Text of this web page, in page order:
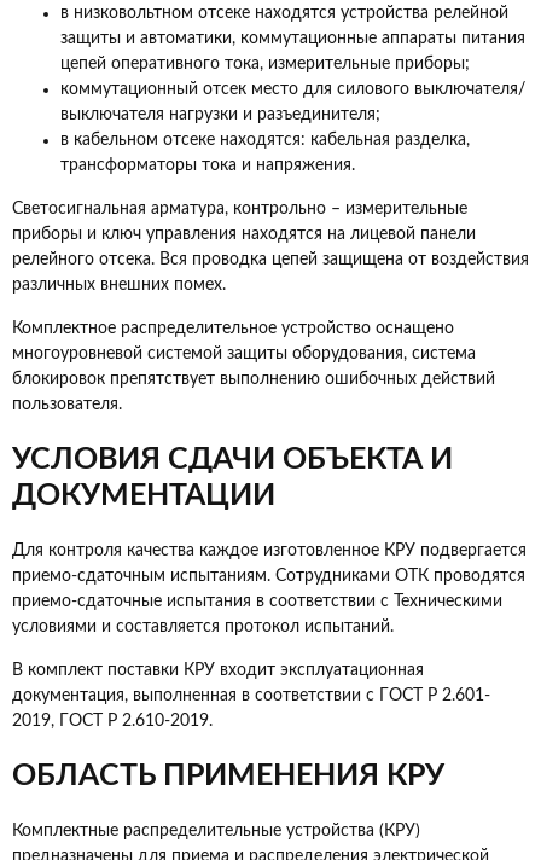
в низковольтном отсеке находятся устройства релейной
защиты и автоматики, коммутационные аппараты питания
цепей оперативного тока, измерительные приборы;
коммутационный отсек место для силового выключателя/
выключателя нагрузки и разъединителя;
в кабельном отсеке находятся: кабельная разделка,
трансформаторы тока и напряжения.
Светосигнальная арматура, контрольно – измерительные
приборы и ключ управления находятся на лицевой панели
релейного отсека. Вся проводка цепей защищена от воздействия
различных внешних помех.
Комплектное распределительное устройство оснащено
многоуровневой системой защиты оборудования, система
блокировок препятствует выполнению ошибочных действий
пользователя.
УСЛОВИЯ СДАЧИ ОБЪЕКТА И
ДОКУМЕНТАЦИИ
Для контроля качества каждое изготовленное КРУ подвергается
приемо-сдаточным испытаниям. Сотрудниками ОТК проводятся
приемо-сдаточные испытания в соответствии с Техническими
условиями и составляется протокол испытаний.
В комплект поставки КРУ входит эксплуатационная
документация, выполненная в соответствии с ГОСТ Р 2.601-
2019, ГОСТ Р 2.610-2019.
ОБЛАСТЬ ПРИМЕНЕНИЯ КРУ
Комплектные распределительные устройства (КРУ)
предназначены для приема и распределения электрической